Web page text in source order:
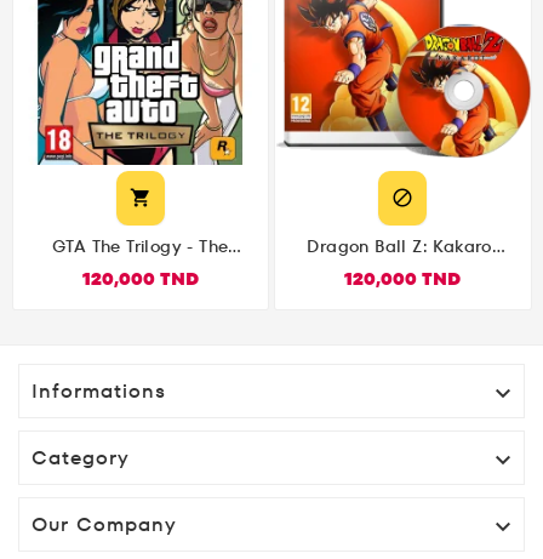

GTA The Trilogy - The
Definition Edition
(Playstation 4)
120,000 TND

Dragon Ball Z: Kakarot
120,000 TND
Informations 
Category 
Our Company 